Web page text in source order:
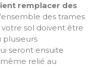
remplacer des
des trames
sol doivent être
plusieurs
seront ensuite
relié au